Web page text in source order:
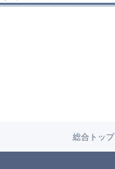
総合トップ